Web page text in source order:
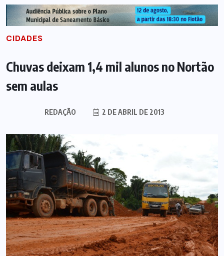
CIDADES
Chuvas deixam 1,4 mil alunos no Nortão
sem aulas
REDAÇÃO 2 DE ABRIL DE 2013